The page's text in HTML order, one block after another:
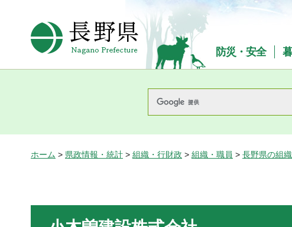
長野県Nagano Prefecture
防災・安全
ホーム > 県政情報・統計 > 組織・行財政 > 組織・職員 > 長野県の組